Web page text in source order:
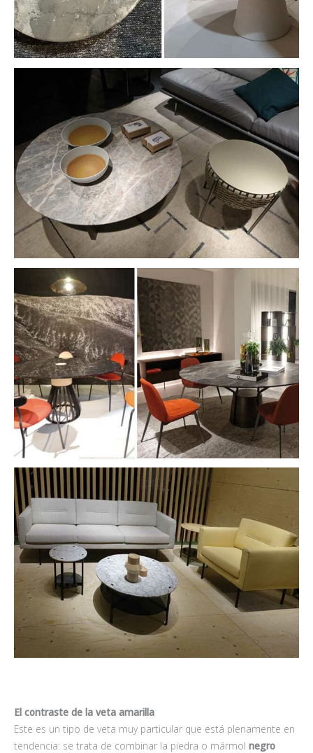
El contraste de la veta amarilla
Este es un tipo de veta muy particular que está plenamente en
tendencia: se trata de combinar la piedra o mármol negro